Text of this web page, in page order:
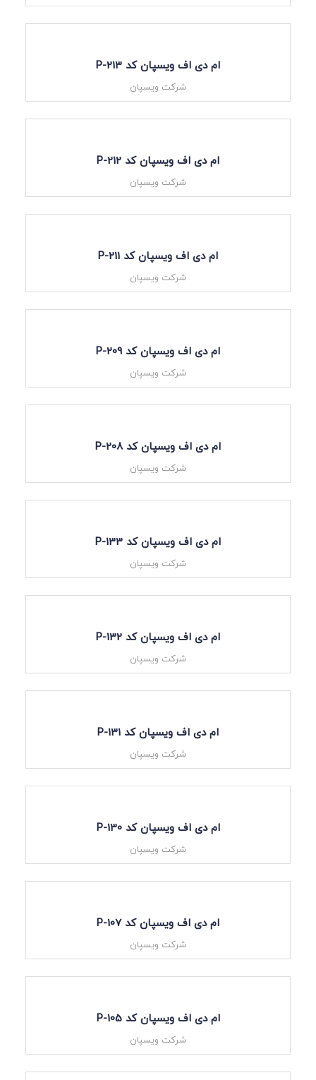
ام دی اف ویسپان کد P-213
شرکت ویسپان
ام دی اف ویسپان کد P-212
شرکت ویسپان
ام دی اف ویسپان کد P-211
شرکت ویسپان
ام دی اف ویسپان کد P-209
شرکت ویسپان
ام دی اف ویسپان کد P-208
شرکت ویسپان
ام دی اف ویسپان کد P-133
شرکت ویسپان
ام دی اف ویسپان کد P-132
شرکت ویسپان
ام دی اف ویسپان کد P-131
شرکت ویسپان
ام دی اف ویسپان کد P-130
شرکت ویسپان
ام دی اف ویسپان کد P-107
شرکت ویسپان
ام دی اف ویسپان کد P-105
شرکت ویسپان